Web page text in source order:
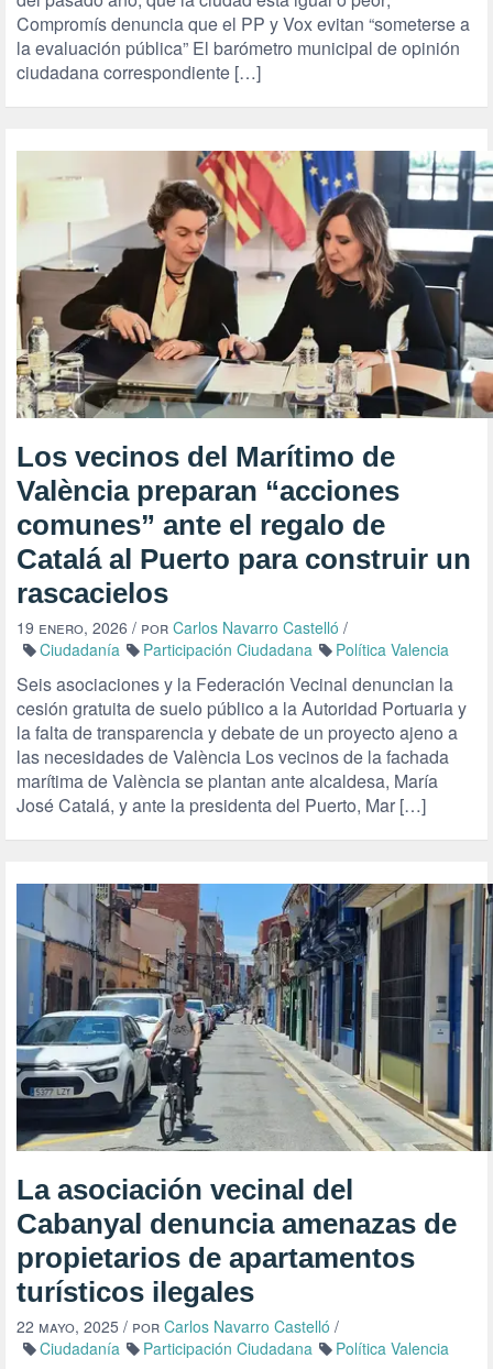
Compromís denuncia que el PP y Vox evitan “someterse a
la evaluación pública” El barómetro municipal de opinión
ciudadana correspondiente […]
Los vecinos del Marítimo de
València preparan “acciones
comunes” ante el regalo de
Catalá al Puerto para construir un
rascacielos
19 enero, 2026 / por Carlos Navarro Castelló /
Ciudadanía
Participación Ciudadana Política Valencia
Seis asociaciones y la Federación Vecinal denuncian la
cesión gratuita de suelo público a la Autoridad Portuaria y
la falta de transparencia y debate de un proyecto ajeno a
las necesidades de València Los vecinos de la fachada
marítima de València se plantan ante alcaldesa, María
José Catalá, y ante la presidenta del Puerto, Mar […]
La asociación vecinal del
Cabanyal denuncia amenazas de
propietarios de apartamentos
turísticos ilegales
22 mayo, 2025 / por Carlos Navarro Castelló /
Ciudadanía
Participación Ciudadana Política Valencia